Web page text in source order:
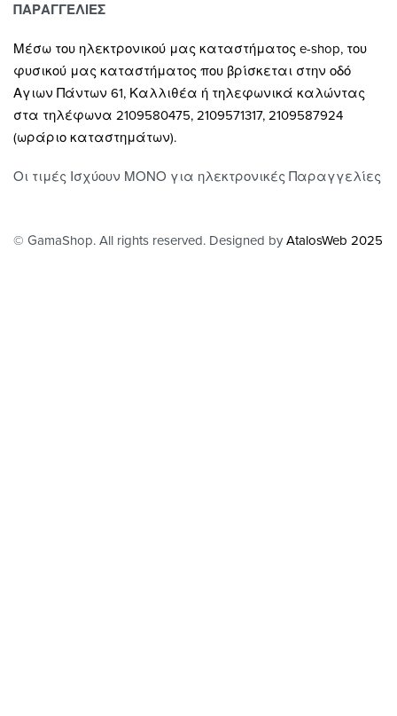
Κουρτίνες
Ρόλλερ Σκίασης
Γκαζόν
Δάπεδα
Τοίχος
Τρόποι Πληρωμής
Επιστροφές
Οροι και Προϋποθέσεις Χρήσης
Προστασία Απορρήτου
ΠΑΡΑΓΓΕΛΙΕΣ
Μέσω του ηλεκτρονικού μας καταστήματος e-shop, του
φυσικού μας καταστήματος που βρίσκεται στην οδό
Αγιων Πάντων 61, Καλλιθέα ή τηλεφωνικά καλώντας
στα τηλέφωνα 2109580475, 2109571317, 2109587924
(ωράριο καταστημάτων).
Οι τιμές Ισχύουν ΜΟΝΟ για ηλεκτρονικές Παραγγελίες
© GamaShop. All rights reserved. Designed by AtalosWeb 2025